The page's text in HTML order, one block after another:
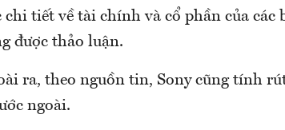
chi tiết về tài chính và cổ phần của
được thảo luận.
ra, theo nguồn tin, Sony cũng tính
ngoài.